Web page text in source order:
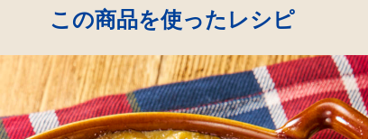
この商品を使ったレシピ